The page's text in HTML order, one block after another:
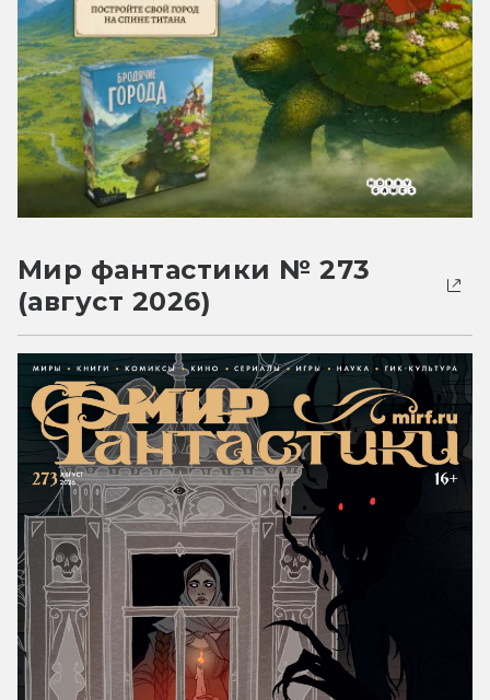
Мир фантастики № 273
(август 2026)